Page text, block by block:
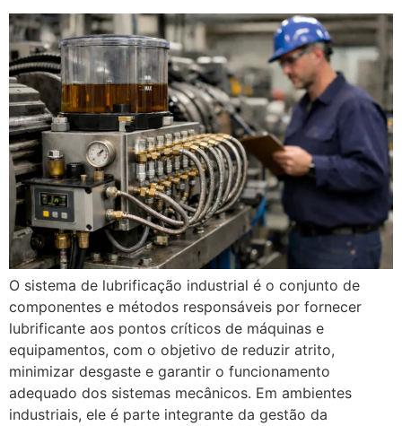
O sistema de lubrificação industrial é o conjunto de
componentes e métodos responsáveis por fornecer
lubrificante aos pontos críticos de máquinas e
equipamentos, com o objetivo de reduzir atrito,
minimizar desgaste e garantir o funcionamento
adequado dos sistemas mecânicos. Em ambientes
industriais, ele é parte integrante da gestão da